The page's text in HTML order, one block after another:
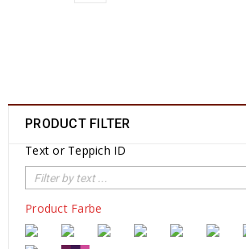
PRODUCT FILTER
Text or Teppich ID
Product Farbe